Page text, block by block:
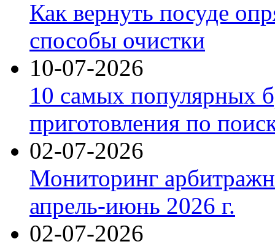
Как вернуть посуде
способы очистки
10-07-2026
10 самых популярных
приготовления по
02-07-2026
Мониторинг
апрель-июнь 2026 г.
02-07-2026